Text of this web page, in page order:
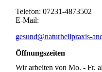
Telefon: 07231-4873502
E-Mail:
gesund@naturheilpraxis-
Öffnungszeiten
Wir arbeiten von Mo. - Fr.